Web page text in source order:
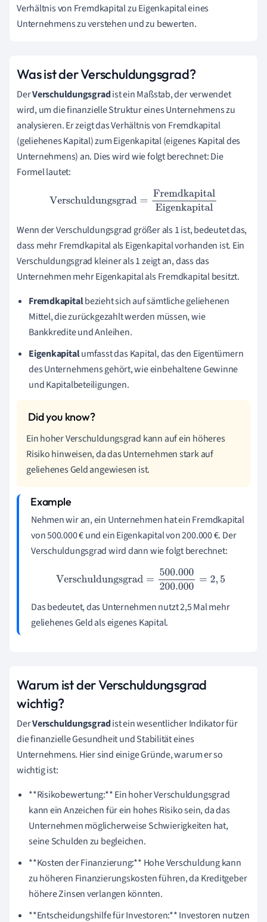
Verhältnis von Fremdkapital zu Eigenkapital eines
Unternehmens zu verstehen und zu bewerten.
Was ist der Verschuldungsgrad?
DerVerschuldungsgradist ein Maßstab, der verwendet
wird, um die finanzielle Struktur eines Unternehmens zu
analysieren. Er zeigt das Verhältnis von Fremdkapital
(geliehenes Kapital) zum Eigenkapital (eigenes Kapital des
Unternehmens) an. Dies wird wie folgt berechnet: Die
Formel lautet:
Verschuldungsgrad=FremdkapitalEigenkapital
Wenn der Verschuldungsgrad größer als 1 ist, bedeutet das,
dass mehr Fremdkapital als Eigenkapital vorhanden ist. Ein
Verschuldungsgrad kleiner als 1 zeigt an, dass das
Unternehmen mehr Eigenkapital als Fremdkapital besitzt.
Fremdkapitalbezieht sich auf sämtliche geliehenen
Mittel, die zurückgezahlt werden müssen, wie
Bankkredite und Anleihen.
Eigenkapitalumfasst das Kapital, das den Eigentümern
des Unternehmens gehört, wie einbehaltene Gewinne
und Kapitalbeteiligungen.
Ein hoher Verschuldungsgrad kann auf ein höheres
Risiko hinweisen, da das Unternehmen stark auf
geliehenes Geld angewiesen ist.
Nehmen wir an, ein Unternehmen hat ein Fremdkapital
von 500.000 € und ein Eigenkapital von 200.000 €. Der
Verschuldungsgrad wird dann wie folgt berechnet:
Verschuldungsgrad= 500.000200.000= 2,5
Das bedeutet, das Unternehmen nutzt 2,5 Mal mehr
geliehenes Geld als eigenes Kapital.
Warum ist der Verschuldungsgrad
wichtig?
DerVerschuldungsgradist ein wesentlicher Indikator für
die finanzielle Gesundheit und Stabilität eines
Unternehmens. Hier sind einige Gründe, warum er so
wichtig ist:
**Risikobewertung:** Ein hoher Verschuldungsgrad
kann ein Anzeichen für ein hohes Risiko sein, da das
Unternehmen möglicherweise Schwierigkeiten hat,
seine Schulden zu begleichen.
**Kosten der Finanzierung:** Hohe Verschuldung kann
zu höheren Finanzierungskosten führen, da Kreditgeber
höhere Zinsen verlangen könnten.
**Entscheidungshilfe für Investoren:** Investoren nutzen